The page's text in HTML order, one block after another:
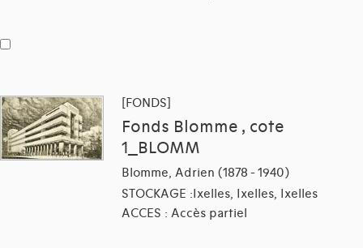
[FONDS]
Fonds Blomme , cote
1_BLOMM
Blomme, Adrien (1878 - 1940)
STOCKAGE :Ixelles, Ixelles, Ixelles
ACCES : Accès partiel